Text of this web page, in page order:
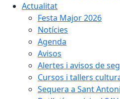
Actualitat
Festa Major 2026
Notícies
Agenda
Avisos
Alertes i avisos de
Cursos i tallers
Sequera a Sant